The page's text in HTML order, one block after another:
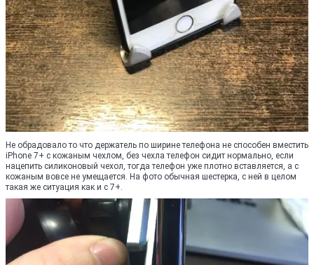
Не обрадовало то что держатель по ширине телефона не способен вместить
iPhone 7+ с кожаным чехлом, без чехла телефон сидит нормально, если
нацепить силиконовый чехол, тогда телефон уже плотно вставляется, а с
кожаным вовсе не умещается. На фото обычная шестерка, с ней в целом
такая же ситуация как и с 7+.